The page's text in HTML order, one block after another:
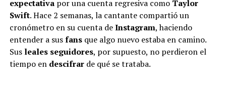
expectativapor una cuenta regresiva como Taylor
Swift. Hace 2 semanas, la cantante compartió un
cronómetro en su cuenta deInstagram, haciendo
entender a susfansque algo nuevo estaba en camino.
Sus leales seguidores, por supuesto, no perdieron el
tiempo en descifrarde qué se trataba.